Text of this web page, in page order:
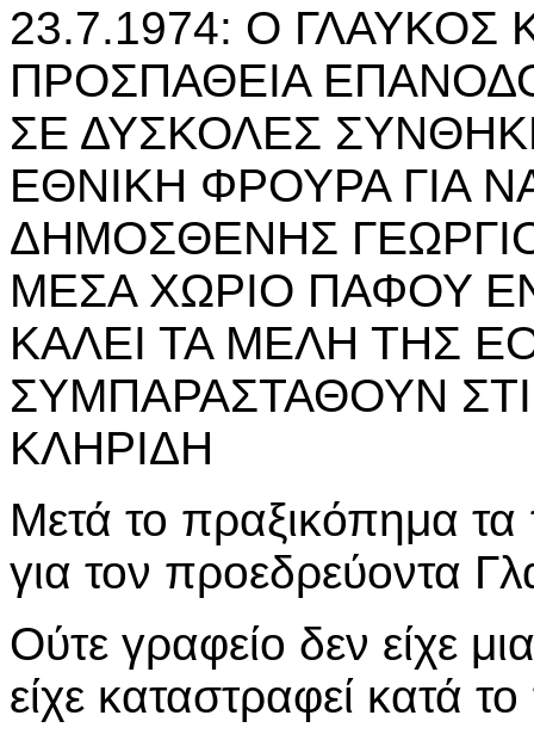
23.7.1974: Ο ΓΛΑΥΚΟΣ
ΠΡΟΣΠΑΘΕΙΑ
ΣΕ ΔΥΣΚΟΛΕΣ
ΕΘΝΙΚΗ ΦΡΟΥΡΑ ΓΙΑ
ΔΗΜΟΣΘΕΝΗΣ
ΜΕΣΑ ΧΩΡΙΟ ΠΑΦΟΥ
ΚΑΛΕΙ ΤΑ ΜΕΛΗ ΤΗΣ
ΣΥΜΠΑΡΑΣΤΑΘΟΥΝ
ΚΛΗΡΙΔΗ
Μετά το πραξικόπημα
για τον προεδρεύοντα
Ούτε γραφείο δεν είχε
είχε καταστραφεί κατά